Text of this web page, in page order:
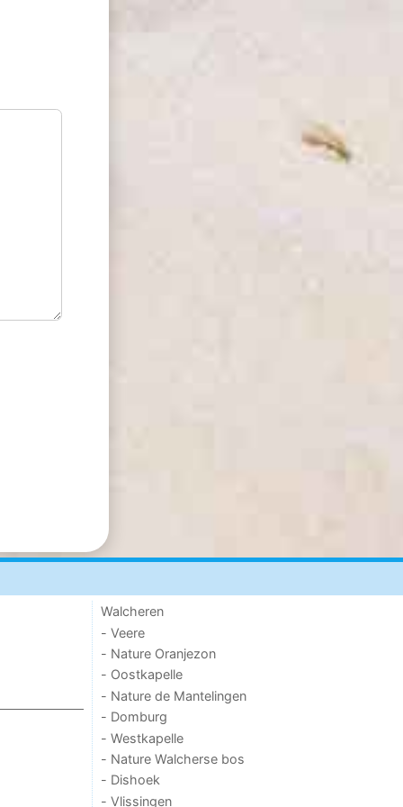
Walcheren
- Veere
- Nature Oranjezon
- Oostkapelle
- Nature de Mantelingen
- Domburg
- Westkapelle
- Nature Walcherse bos
- Dishoek
- Vlissingen